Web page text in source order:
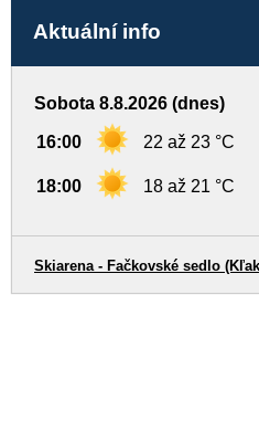
Aktuální info
Sobota 8.8.2026 (dnes)
16:00 22 až 23 °C
18:00 18 až 21 °C
Skiarena - Fačkovské sedlo